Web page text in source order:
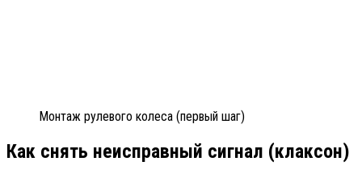
Монтаж рулевого колеса (первый шаг)
Как снять неисправный сигнал (клаксон)